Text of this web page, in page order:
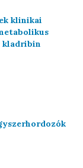
klinikai
kladribin